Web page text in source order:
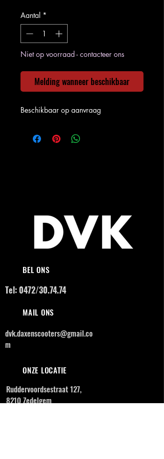
Aantal *
Niet op voorraad - contacteer ons
Melding wanneer beschikbaar
Beschikbaar op aanvraag
BEL ONS
Tel: 0472/30.74.74
MAIL ONS
dvk.daxenscooters@gmail.co
m
ONZE LOCATIE
Ruddervoordsestraat 127,
8210 Zedelgem